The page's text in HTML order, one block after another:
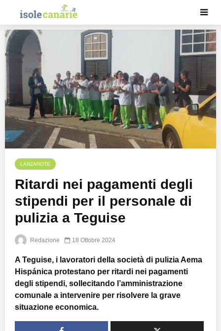
LANZAROTE
Ritardi nei pagamenti degli
stipendi per il personale di
pulizia a Teguise
Redazione 18 Ottobre 2024
A Teguise, i lavoratori della società di pulizia Aema
Hispánica protestano per ritardi nei pagamenti
degli stipendi, sollecitando l’amministrazione
comunale a intervenire per risolvere la grave
situazione economica.